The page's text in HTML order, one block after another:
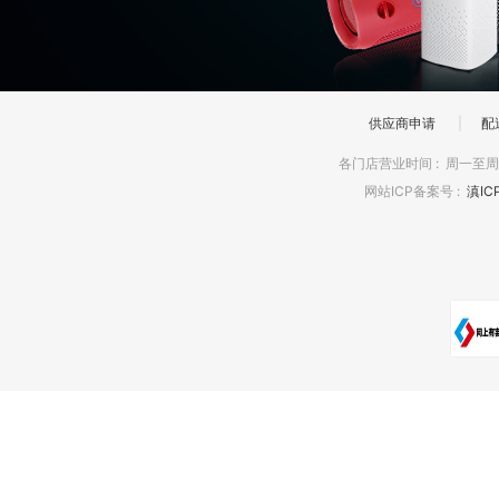
供应商申请 配
各门店营业时间 : 周一至
网站ICP备案号 : 滇